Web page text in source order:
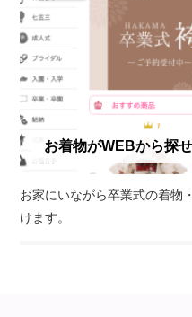
お着物がWEBから探せ
お家にいながら卒業式の着物
けます。